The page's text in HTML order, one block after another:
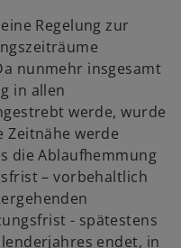
Regelung zur
nunmehr insgesamt
in allen
werde, wurde
Zeitnähe werde
die Ablaufhemmung
– vorbehaltlich
- spätestens
endet, in